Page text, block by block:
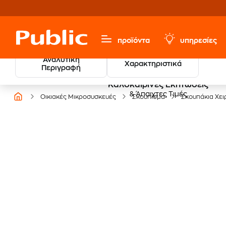
προϊόντα υπηρεσίες
Αναλυτική
Περιγραφή
Χαρακτηριστικά
Καλοκαιρινές Εκπτώσεις
& Άπαιχτες Τιμές
Οικιακές Μικροσυσκευές Σκούπισμα Σκουπάκια